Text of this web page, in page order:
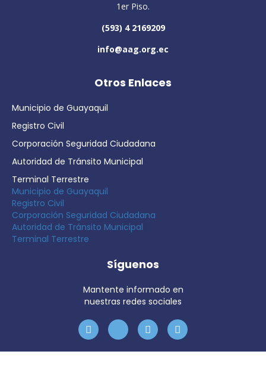
1er Piso.
(593) 4 2169209
info@aag.org.ec
Otros Enlaces
Municipio de Guayaquil
Registro Civil
Corporación Seguridad Ciudadana
Autoridad de Tránsito Municipal
Terminal Terrestre
Municipio de Guayaquil
Registro Civil
Corporación Seguridad Ciudadana
Autoridad de Tránsito Municipal
Terminal Terrestre
Síguenos
Mantente informado en
nuestras redes sociales